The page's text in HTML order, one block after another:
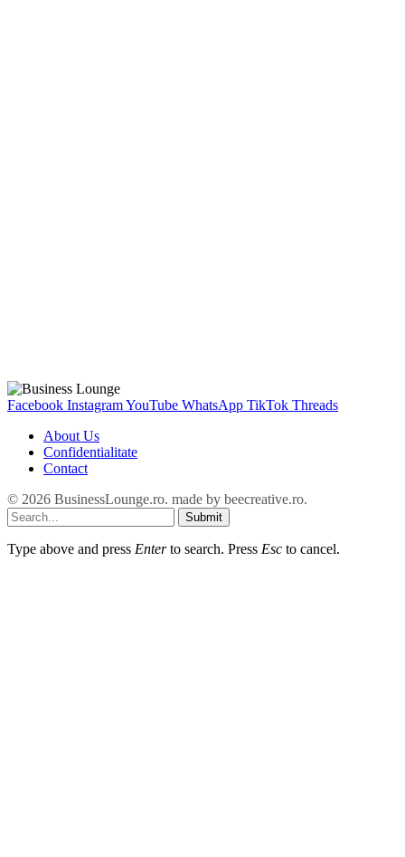
Facebook InstagramYouTube WhatsApp TikTok Threads
About Us
Confidentialitate
Contact
© 2026 BusinessLounge.ro. made by beecreative.ro.
Submit
Type above and press Enterto search. Press Esc to cancel.